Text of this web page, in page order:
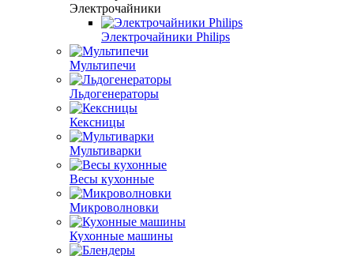
Электрочайники
Электрочайники Philips
Мультипечи
Льдогенераторы
Кексницы
Мультиварки
Весы кухонные
Микроволновки
Кухонные машины